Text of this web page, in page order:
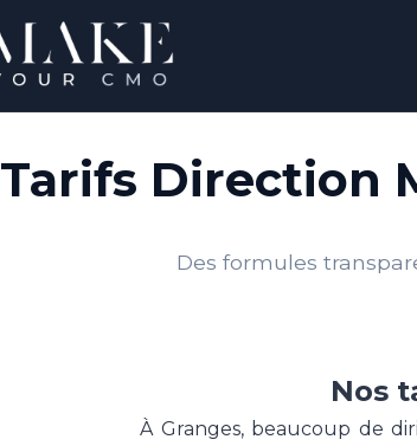
Tarifs Direction
Des formules
Nos
À Granges, beaucoup de